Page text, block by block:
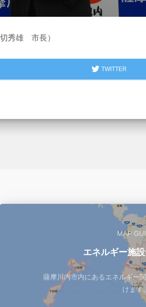
秀雄 市長）
TWITTER
MAP
エネルギー施
薩摩川内市内にあるエネルギー
けます